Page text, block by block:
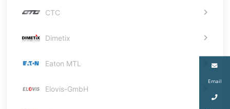
Email
CTC
Dimetix
Eaton MTL
Elovis-GmbH